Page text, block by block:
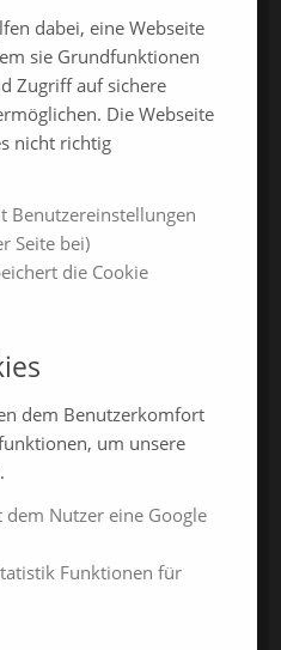
dabei, eine Webseite
sie Grundfunktionen
Zugriff auf sichere
Die Webseite
nicht richtig
Benutzereinstellungen
Seite bei)
die Cookie
dem Benutzerkomfort
um unsere
dem Nutzer eine Google
Funktionen für